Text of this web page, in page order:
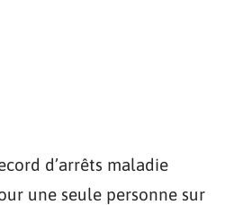
d’arrêts maladie
une seule personne sur